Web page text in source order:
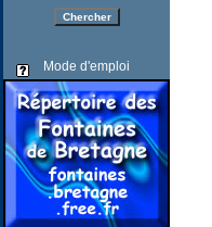
Mode d'emploi